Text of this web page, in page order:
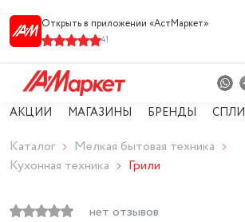
Открыть в приложении «АстМарке‪т‬»
41
АКЦИИ МАГАЗИНЫ БРЕНДЫ
Каталог
Мелкая бытовая техника
Кухонная техника
Грили
нет отзывов